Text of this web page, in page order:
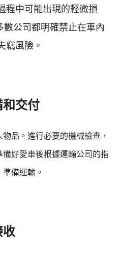
程中可能出現的輕微損
數公司都明確禁止在車內
竊風險。
交付
品。進行必要的機械檢查，
好愛車後根據運輸公司的指
備運輸。